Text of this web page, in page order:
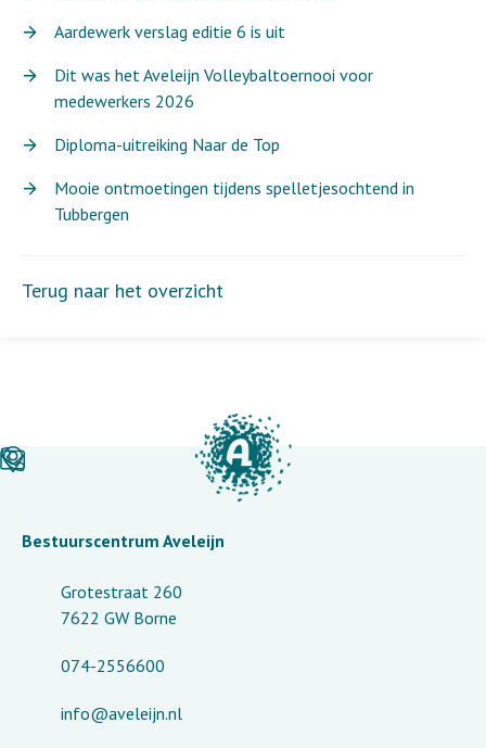
Aardewerk verslag editie 6 is uit
Dit was het Aveleijn Volleybaltoernooi voor
medewerkers 2026
Diploma-uitreiking Naar de Top
Mooie ontmoetingen tijdens spelletjesochtend in
Tubbergen
Terug naar het overzicht
Bestuurscentrum Aveleijn
Grotestraat 260
7622 GW Borne
074-2556600
info@aveleijn.nl